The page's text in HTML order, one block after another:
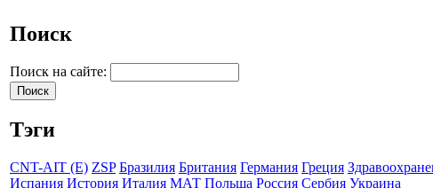
Поиск
Поиск на сайте:
Тэги
CNT-AIT (E) ZSP Бразилия Британия Германия Греция
Испания История Италия МАТ Польша Россия Сербия Украина